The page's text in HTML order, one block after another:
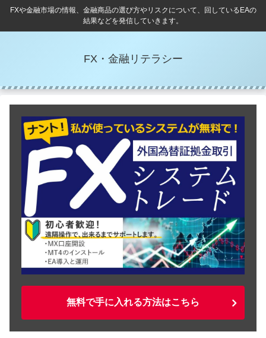
FXや金融市場の情報、金融商品の選び方やリスクについて、回しているEAの
結果などを発信していきます。
FX・金融リテラシー
無料で手に入れる方法はこちら